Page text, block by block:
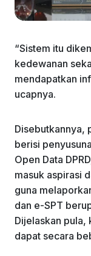
“Sistem itu
kedewanan
mendapatkan
ucapnya.
Disebutkannya,
berisi
Open Data
masuk aspirasi
guna
dan e-SPT
Dijelaskan pula,
dapat secara